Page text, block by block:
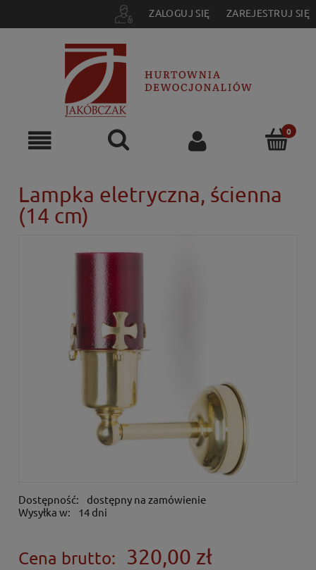
ZALOGUJ SIĘ ZAREJESTRUJ SIĘ
Lampka eletryczna, ścienna
(14 cm)
Dostępność:
dostępny na zamówienie
Wysyłka w:
14 dni
Cena brutto: 320,00 zł